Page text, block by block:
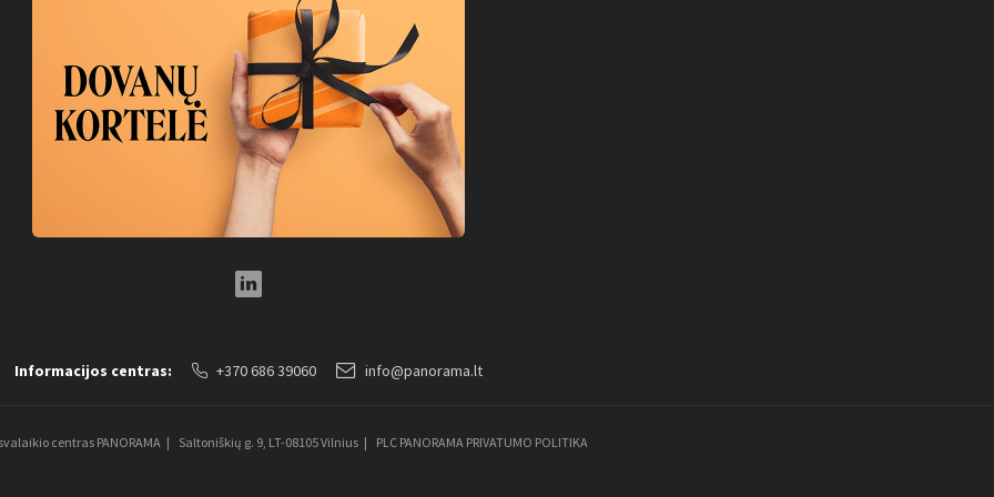
Informacijos centras: +370 686 39060 info@panorama.lt
centras PANORAMA Saltoniškių g. 9, LT-08105 Vilnius PLC PANORAMA PRIVATUMO POLITIKA